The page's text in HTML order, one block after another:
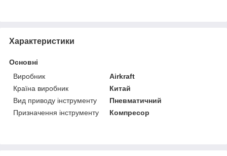
Характеристики
Основні
Виробник
Airkraft
Країна виробник
Китай
Вид приводу інструменту
Пневматичний
Призначення інструменту
Компресор